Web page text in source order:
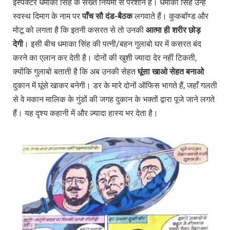
इंस्पेक्टर धमाका सिंह के सख्त नियमों से परेशान हैं। धमाका सिंह उन्हें
स्वस्थ दिमाग के नाम परपाँचसौदंड-बैठकलगवाते हैं। कुकबॉण्ड और
मोटू को लगता है कि इतनी कसरत से तो उनकी आत्माहीशरीरछोड़
देगी। इसी बीच धमाका सिंह की पत्नी/बहन गुलाबो घर में कसरत बंद
करने का एलान कर देती है। दोनों की खुशी ज्यादा देर नहीं टिकती,
क्योंकि गुलाबो बताती है कि अब उनकी सेहतघूंसाखाओसेहतबनाओ
दुकान में घूंसे खाकर बनेगी। डर के मारे दोनों ऑफिस भागते हैं, जहाँ गलती
से वे मकान मालिक के गुंडों की जगह दुकान के भक्तों द्वारा पूजे जाने लगते
हैं। यह दृश्य कहानी में और ज़्यादा हास्य भर देता है।